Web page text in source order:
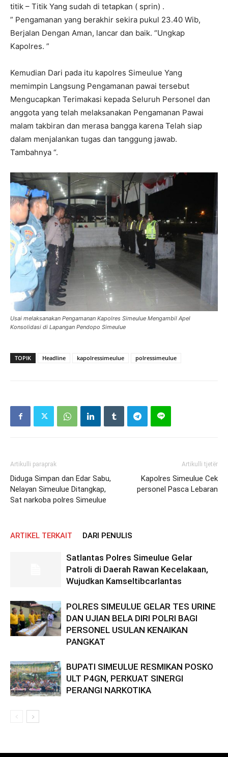
titik – Titik Yang sudah di tetapkan ( sprin) .
” Pengamanan yang berakhir sekira pukul 23.40 Wib,
Berjalan Dengan Aman, lancar dan baik. “Ungkap
Kapolres. ”
Kemudian Dari pada itu kapolres Simeulue Yang
memimpin Langsung Pengamanan pawai tersebut
Mengucapkan Terimakasi kepada Seluruh Personel dan
anggota yang telah melaksanakan Pengamanan Pawai
malam takbiran dan merasa bangga karena Telah siap
dalam menjalankan tugas dan tanggung jawab.
Tambahnya “.
Usai melaksanakan Pengamanan Kapolres Simeulue Mengambil Apel
Konsolidasi di Lapangan Pendopo Simeulue
TOPIK Headline kapolressimeulue polressimeulue
Artikulli paraprak
Diduga Simpan dan Edar Sabu,
Nelayan Simeulue Ditangkap,
Sat narkoba polres Simeulue
Artikulli tjetër
Kapolres Simeulue Cek
personel Pasca Lebaran
ARTIKEL TERKAIT DARI PENULIS
Satlantas Polres Simeulue Gelar
Patroli di Daerah Rawan Kecelakaan,
Wujudkan Kamseltibcarlantas
POLRES SIMEULUE GELAR TES URINE
DAN UJIAN BELA DIRI POLRI BAGI
PERSONEL USULAN KENAIKAN
PANGKAT
BUPATI SIMEULUE RESMIKAN POSKO
ULT P4GN, PERKUAT SINERGI
PERANGI NARKOTIKA